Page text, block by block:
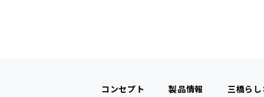
コンセプト 製品情報 三橋ら